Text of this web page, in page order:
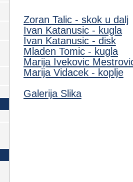
Zoran Talic - skok u dalj
Ivan Katanusic - kugla
Ivan Katanusic - disk
Mladen Tomic - kugla
Marija Ivekovic
Marija Vidacek - koplje
Galerija Slika